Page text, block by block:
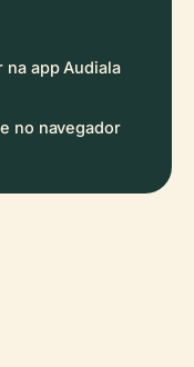
na app Audiala
no navegador